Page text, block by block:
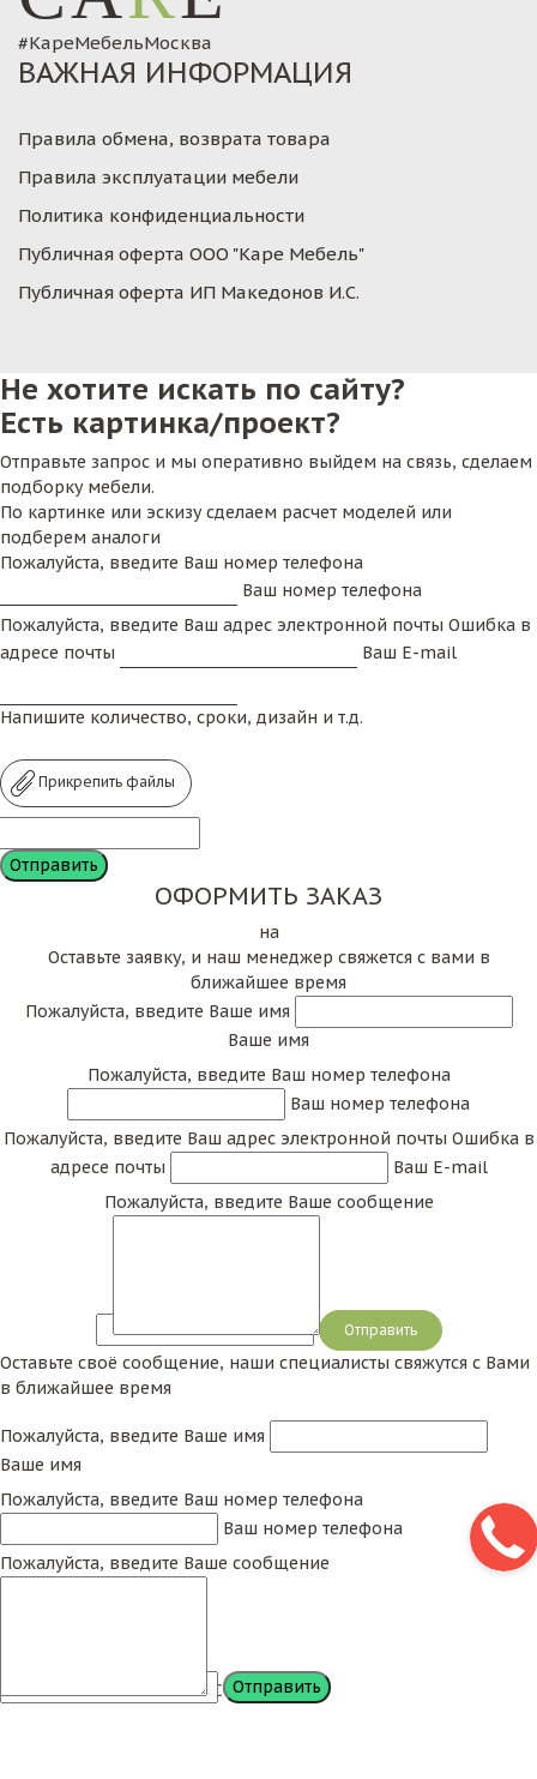
#КареМебельМосква
ВАЖНАЯ ИНФОРМАЦИЯ
Правила обмена, возврата товара
Правила эксплуатации мебели
Политика конфиденциальности
Публичная оферта ООО "Каре Мебель"
Публичная оферта ИП Македонов И.С.
Не хотите искать по сайту?
Есть картинка/проект?
Отправьте запрос и мы оперативно выйдем на связь, сделаем
подборку мебели.
По картинке или эскизу сделаем расчет моделей или
подберем аналоги
Пожалуйста, введите Ваш номер телефона
Ваш номер телефона
Пожалуйста, введите Ваш адрес электронной почты Ошибка в
адресе почты
Ваш E-mail
Напишите количество, сроки, дизайн и т.д.
Прикрепить файлы
ОФОРМИТЬ ЗАКАЗ
на
Оставьте заявку, и наш менеджер свяжется с вами в
ближайшее время
Пожалуйста, введите Ваше имя
Ваше имя
Пожалуйста, введите Ваш номер телефона
Ваш номер телефона
Пожалуйста, введите Ваш адрес электронной почты Ошибка в
адресе почты
Ваш E-mail
Пожалуйста, введите Ваше сообщение
Сообщение
Оставьте своё сообщение, наши специалисты свяжутся с Вами
в ближайшее время
Пожалуйста, введите Ваше имя
Ваше имя
Пожалуйста, введите Ваш номер телефона
Ваш номер телефона
Пожалуйста, введите Ваше сообщение
Сообщение